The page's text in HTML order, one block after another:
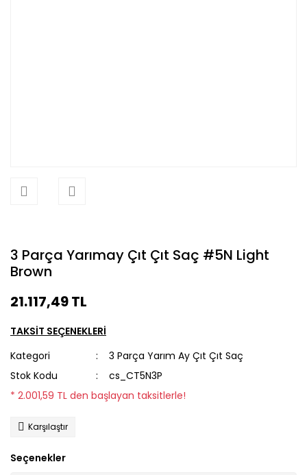
3 Parça Yarımay Çıt Çıt Saç #5N Light
Brown
21.117,49 TL
TAKSİT SEÇENEKLERİ
Kategori
3 Parça Yarım Ay Çıt Çıt Saç
Stok Kodu
cs_CT5N3P
* 2.001,59 TL den başlayan taksitlerle!
Karşılaştır
Seçenekler